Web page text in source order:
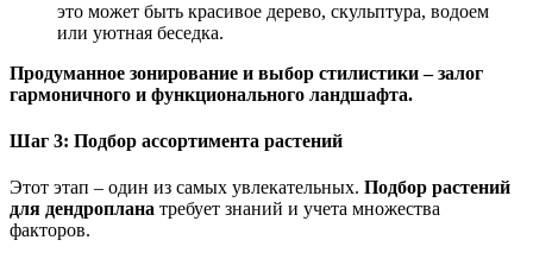
это может быть красивое дерево, скульптура, водоем
или уютная беседка.
Продуманное зонирование и выбор стилистики – залог
гармоничного и функционального ландшафта.
Шаг 3: Подбор ассортимента растений
Этот этап – один из самых увлекательных. Подбор растений
для дендроплана требует знаний и учета множества
факторов.